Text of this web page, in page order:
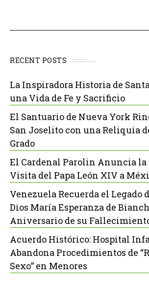
RECENT POSTS
La Inspiradora Historia de
una Vida de Fe y Sacrificio
El Santuario de Nueva York
San Joselito con una Reliquia
Grado
El Cardenal Parolin Anuncia
Visita del Papa León XIV a
Venezuela Recuerda el Legado
Dios María Esperanza de
Aniversario de su
Acuerdo Histórico: Hospital
Abandona Procedimientos de
Sexo” en Menores